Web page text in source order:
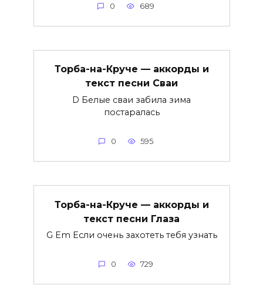
0 689
Торба-на-Круче — аккорды и
текст песни Сваи
D Белые сваи забила зима
постаралась
0 595
Торба-на-Круче — аккорды и
текст песни Глаза
G Em Если очень захотеть тебя узнать
0 729